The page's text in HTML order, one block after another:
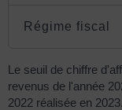
Régime fiscal
Le seuil de chiffre
revenus de l'année
2022 réalisée en